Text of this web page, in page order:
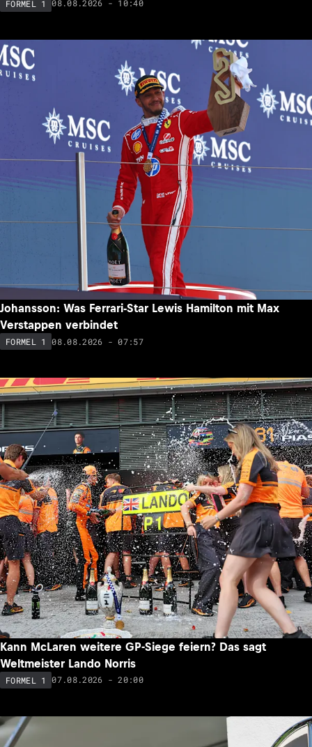
FORMEL 1 08.08.2026 - 10:40
Johansson: Was Ferrari-Star Lewis Hamilton mit Max
Verstappen verbindet
FORMEL 1 08.08.2026 - 07:57
Kann McLaren weitere GP-Siege feiern? Das sagt
Weltmeister Lando Norris
FORMEL 1 07.08.2026 - 20:00